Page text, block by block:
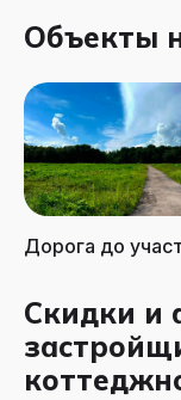
Объекты
Дорога до
Скидки и